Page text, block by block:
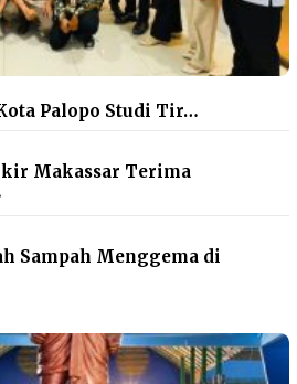
Palopo Studi Tir…
Makassar Terima
Sampah Menggema di